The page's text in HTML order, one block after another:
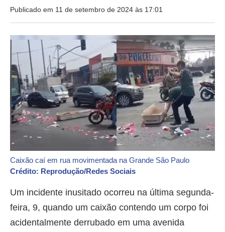
Publicado em 11 de setembro de 2024 às 17:01
Caixão caí em rua movimentada na Grande São Paulo
Crédito: Reprodução/Redes Sociais
Um incidente inusitado ocorreu na última segunda-
feira, 9, quando um caixão contendo um corpo foi
acidentalmente derrubado em uma avenida